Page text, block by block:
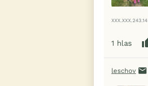
XXX.XXX.243.14
1 hlas
leschov